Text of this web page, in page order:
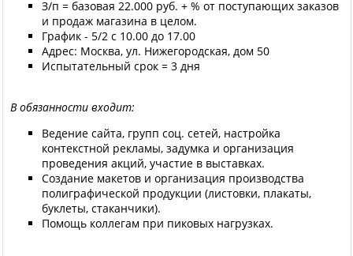
З/п = базовая 22.000 руб. + % от поступающих заказов
и продаж магазина в целом.
График - 5/2 с 10.00 до 17.00
Адрес: Москва, ул. Нижегородская, дом 50
Испытательный срок = 3 дня
В обязанности входит:
Ведение сайта, групп соц. сетей, настройка
контекстной рекламы, задумка и организация
проведения акций, участие в выставках.
Создание макетов и организация производства
полиграфической продукции (листовки, плакаты,
буклеты, стаканчики).
Помощь коллегам при пиковых нагрузках.